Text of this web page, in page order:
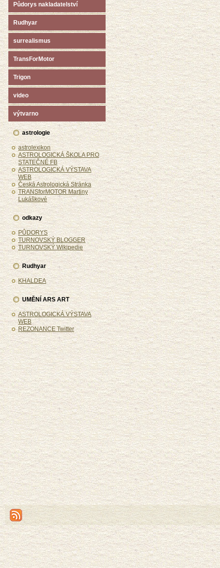
Půdorys nakladatelství
Rudhyar
surrealismus
TransForMotor
Trigon
video
výtvarno
astrologie
astrolexikon
ASTROLOGICKÁ ŠKOLA PRO
STATEČNÉ FB
ASTROLOGICKÁ VÝSTAVA
WEB
Česká Astrologická Stránka
TRANSforMOTOR Martiny
Lukáškové
odkazy
PŮDORYS
TURNOVSKÝ BLOGGER
TURNOVSKÝ Wikipedie
Rudhyar
KHALDEA
UMĚNÍ ARS ART
ASTROLOGICKÁ VÝSTAVA
WEB
REZONANCE Twitter